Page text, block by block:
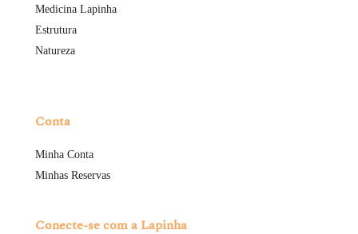
Medicina Lapinha
Estrutura
Natureza
Conta
Minha Conta
Minhas Reservas
Conecte-se com a Lapinha